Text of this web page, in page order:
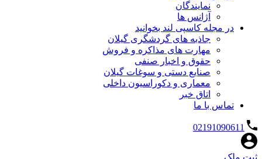
نمایندگان
آژانس ها
در مجله کاسپی لند بخوانید
جاذبه های گردشگری گیلان
مهارت های مذاکره و فروش
حقوق و اخبار صنفی
صنایع دستی و سوغات گیلان
معماری و دکوراسیون داخلی
اتاق خبر
تماس با ما
02191090611
ثبت ملک